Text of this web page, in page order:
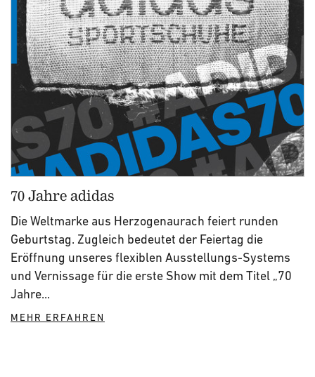
70 Jahre adidas
Die Weltmarke aus Herzogenaurach feiert runden
Geburtstag. Zugleich bedeutet der Feiertag die
Eröffnung unseres flexiblen Ausstellungs-Systems
und Vernissage für die erste Show mit dem Titel „70
Jahre...
MEHR ERFAHREN